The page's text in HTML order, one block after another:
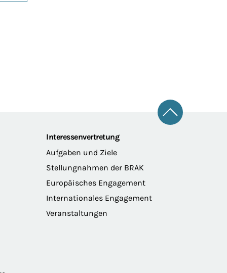
Zum
Interessenvertretung
Aufgaben und Ziele
Stellungnahmen der BRAK
Europäisches Engagement
Internationales Engagement
Veranstaltungen